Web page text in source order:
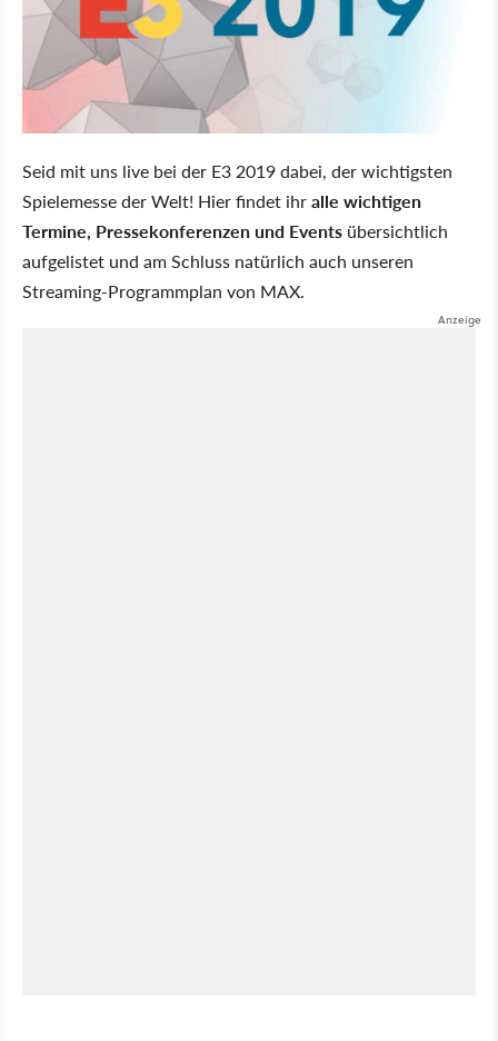
Seid mit uns live bei der E3 2019 dabei, der wichtigsten
Spielemesse der Welt! Hier findet ihralle wichtigen
Termine, Pressekonferenzen und Events übersichtlich
aufgelistet und am Schluss natürlich auch unseren
Streaming-Programmplan von MAX.